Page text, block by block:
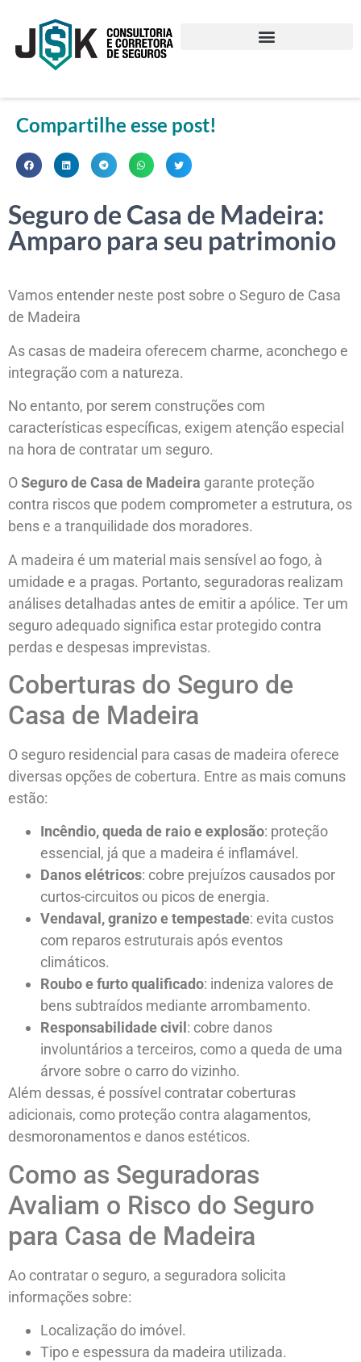
Compartilhe esse post!
Seguro de Casa de Madeira:
Amparo para seu patrimonio
Vamos entender neste post sobre o Seguro de Casa
de Madeira
As casas de madeira oferecem charme, aconchego e
integração com a natureza.
No entanto, por serem construções com
características específicas, exigem atenção especial
na hora de contratar um seguro.
OSeguro de Casa de Madeira garante proteção
contra riscos que podem comprometer a estrutura, os
bens e a tranquilidade dos moradores.
A madeira é um material mais sensível ao fogo, à
umidade e a pragas. Portanto, seguradoras realizam
análises detalhadas antes de emitir a apólice. Ter um
seguro adequado significa estar protegido contra
perdas e despesas imprevistas.
Coberturas do Seguro de
Casa de Madeira
O seguro residencial para casas de madeira oferece
diversas opções de cobertura. Entre as mais comuns
estão:
Incêndio, queda de raio e explosão: proteção
essencial, já que a madeira é inflamável.
Danos elétricos: cobre prejuízos causados por
curtos-circuitos ou picos de energia.
Vendaval, granizo e tempestade: evita custos
com reparos estruturais após eventos
climáticos.
Roubo e furto qualificado: indeniza valores de
bens subtraídos mediante arrombamento.
Responsabilidade civil : cobre danos
involuntários a terceiros, como a queda de uma
árvore sobre o carro do vizinho.
Além dessas, é possível contratar coberturas
adicionais, como proteção contra alagamentos,
desmoronamentos e danos estéticos.
Como as Seguradoras
Avaliam o Risco do Seguro
para Casa de Madeira
Ao contratar o seguro, a seguradora solicita
informações sobre:
Localização do imóvel.
Tipo e espessura da madeira utilizada.